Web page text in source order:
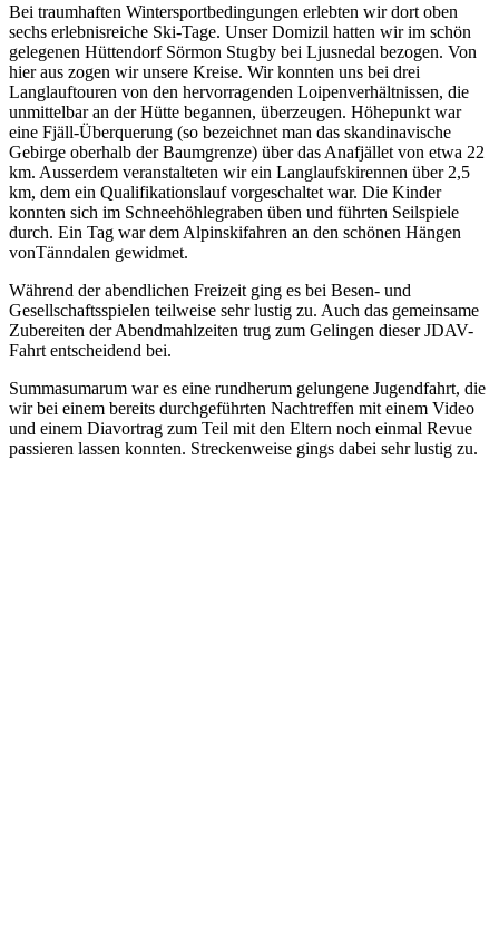
Bei traumhaften Wintersportbedingungen erlebten wir dort oben
sechs erlebnisreiche Ski-Tage. Unser Domizil hatten wir im schön
gelegenen Hüttendorf Sörmon Stugby bei Ljusnedal bezogen. Von
hier aus zogen wir unsere Kreise. Wir konnten uns bei drei
Langlauftouren von den hervorragenden Loipenverhältnissen, die
unmittelbar an der Hütte begannen, überzeugen. Höhepunkt war
eine Fjäll-Überquerung (so bezeichnet man das skandinavische
Gebirge oberhalb der Baumgrenze) über das Anafjället von etwa 22
km. Ausserdem veranstalteten wir ein Langlaufskirennen über 2,5
km, dem ein Qualifikationslauf vorgeschaltet war. Die Kinder
konnten sich im Schneehöhlegraben üben und führten Seilspiele
durch. Ein Tag war dem Alpinskifahren an den schönen Hängen
vonTänndalen gewidmet.
Während der abendlichen Freizeit ging es bei Besen- und
Gesellschaftsspielen teilweise sehr lustig zu. Auch das gemeinsame
Zubereiten der Abendmahlzeiten trug zum Gelingen dieser JDAV-
Fahrt entscheidend bei.
Summasumarum war es eine rundherum gelungene Jugendfahrt, die
wir bei einem bereits durchgeführten Nachtreffen mit einem Video
und einem Diavortrag zum Teil mit den Eltern noch einmal Revue
passieren lassen konnten. Streckenweise gings dabei sehr lustig zu.